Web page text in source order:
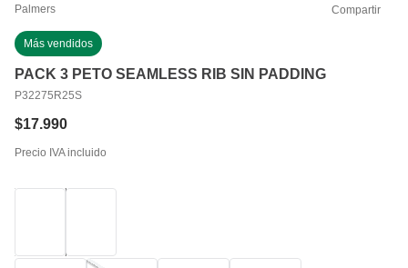
Palmers Compartir
Más vendidos
PACK 3 PETO SEAMLESS RIB SIN PADDING
P32275R25S
$17.990
Precio IVA incluido